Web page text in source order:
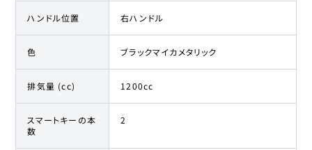
ハンドル位置 右ハンドル
色 ブラックマイカメタリック
排気量 (cc) 1200cc
スマートキーの本
数
2